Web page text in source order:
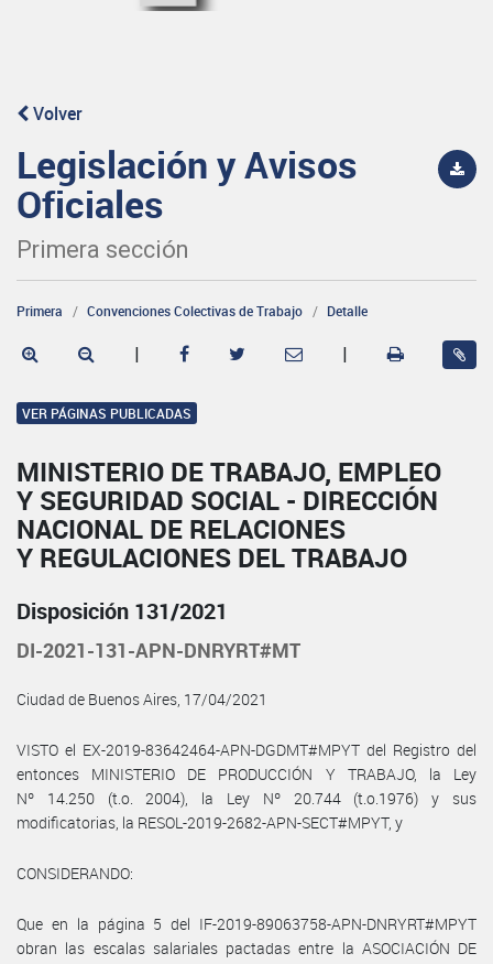
Volver
Legislación y Avisos
Oficiales
Primera sección
Primera Convenciones Colectivas de Trabajo Detalle
| |
VER PÁGINAS PUBLICADAS
MINISTERIO DE TRABAJO, EMPLEO
Y SEGURIDAD SOCIAL - DIRECCIÓN
NACIONAL DE RELACIONES
Y REGULACIONES DEL TRABAJO
Disposición 131/2021
DI-2021-131-APN-DNRYRT#MT
Ciudad de Buenos Aires, 17/04/2021
VISTO el EX-2019-83642464-APN-DGDMT#MPYT del Registro del
entonces MINISTERIO DE PRODUCCIÓN Y TRABAJO, la Ley
Nº 14.250 (t.o. 2004), la Ley Nº 20.744 (t.o.1976) y sus
modificatorias, la RESOL-2019-2682-APN-SECT#MPYT, y
CONSIDERANDO:
Que en la página 5 del IF-2019-89063758-APN-DNRYRT#MPYT
obran las escalas salariales pactadas entre la ASOCIACIÓN DE